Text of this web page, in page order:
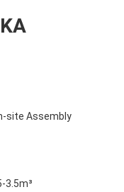
site Assembly
3.5m³